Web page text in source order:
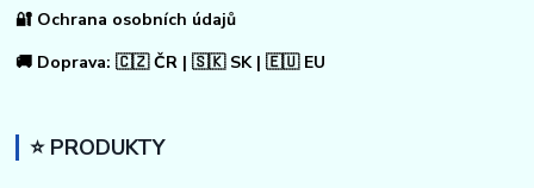
🔐 Ochrana osobních údajů
🚚 Doprava: 🇨🇿 ČR | 🇸🇰 SK | 🇪🇺 EU
⭐ PRODUKTY